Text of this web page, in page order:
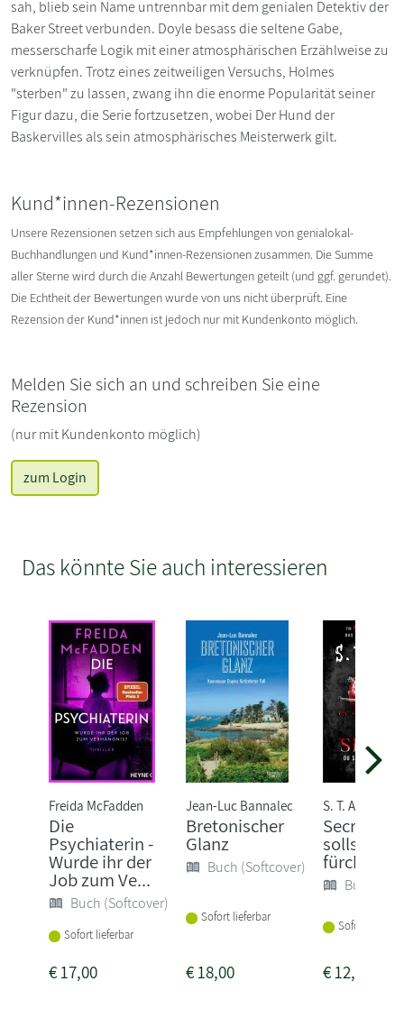
sah, blieb sein Name untrennbar mit dem genialen Detektiv der
Baker Street verbunden. Doyle besass die seltene Gabe,
messerscharfe Logik mit einer atmosphärischen Erzählweise zu
verknüpfen. Trotz eines zeitweiligen Versuchs, Holmes
"sterben" zu lassen, zwang ihn die enorme Popularität seiner
Figur dazu, die Serie fortzusetzen, wobei Der Hund der
Baskervilles als sein atmosphärisches Meisterwerk gilt.
Kund*innen-Rezensionen
Unsere Rezensionen setzen sich aus Empfehlungen von genialokal-
Buchhandlungen und Kund*innen-Rezensionen zusammen. Die Summe
aller Sterne wird durch die Anzahl Bewertungen geteilt (und ggf. gerundet).
Die Echtheit der Bewertungen wurde von uns nicht überprüft. Eine
Rezension der Kund*innen ist jedoch nur mit Kundenkonto möglich.
Melden Sie sich an und schreiben Sie eine
Rezension
(nur mit Kundenkonto möglich)
zum Login
Das könnte Sie auch interessieren
Freida McFadden
Die
Psychiaterin -
Wurde ihr der
Job zum Ve...
Buch (Softcover)
Sofort lieferbar
€17,00
Jean-Luc Bannalec
Bretonischer
Glanz
Buch (Softcover)
Sofort lieferbar
€18,00
S. T. Abby
Secret -
sollst
fürchten
Buch
Sofort
€12,00